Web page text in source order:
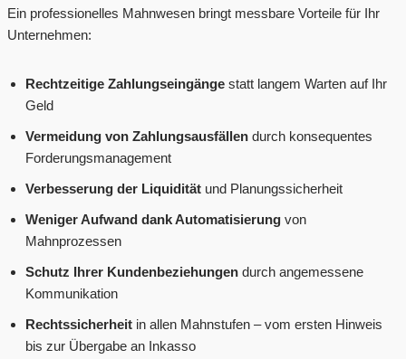
Ein professionelles Mahnwesen bringt messbare Vorteile für Ihr
Unternehmen:
Rechtzeitige Zahlungseingängestatt langem Warten auf Ihr
Geld
Vermeidung von Zahlungsausfällendurch konsequentes
Forderungsmanagement
Verbesserung der Liquiditätund Planungssicherheit
Weniger Aufwand dank Automatisierungvon
Mahnprozessen
Schutz Ihrer Kundenbeziehungendurch angemessene
Kommunikation
Rechtssicherheitin allen Mahnstufen – vom ersten Hinweis
bis zur Übergabe an Inkasso